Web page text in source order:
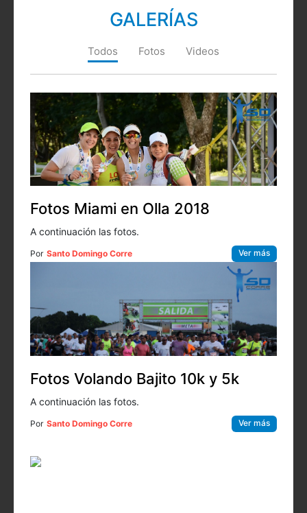
GALERÍAS
Todos Fotos Videos
Fotos Miami en Olla 2018
A continuación las fotos.
Por Santo Domingo Corre Ver más
Fotos Volando Bajito 10k y 5k
A continuación las fotos.
Por Santo Domingo Corre Ver más